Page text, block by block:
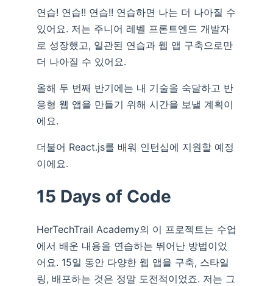
연습! 연습!! 연습!! 연습하면 나는 더 나아질 수
있어요. 저는 주니어 레벨 프론트엔드 개발자
로 성장했고, 일관된 연습과 웹 앱 구축으로만
더 나아질 수 있어요.
올해 두 번째 반기에는 내 기술을 숙달하고 반
응형 웹 앱을 만들기 위해 시간을 보낼 계획이
에요.
더불어 React.js를 배워 인턴십에 지원할 예정
이에요.
15 Days of Code
HerTechTrail Academy의 이 프로젝트는 수업
에서 배운 내용을 연습하는 뛰어난 방법이었
어요. 15일 동안 다양한 웹 앱을 구축, 스타일
링, 배포하는 것은 정말 도전적이었죠. 저는 그